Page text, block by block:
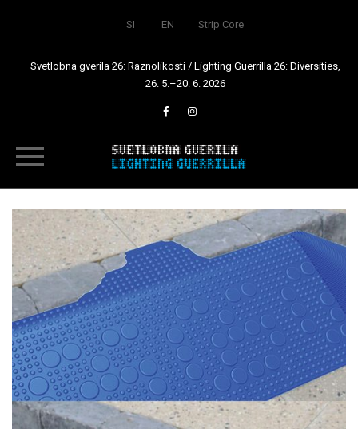
SI EN Strip Core
Svetlobna gverila 26: Raznolikosti / Lighting Guerrilla 26: Diversities,
26. 5.–20. 6. 2026
to
content